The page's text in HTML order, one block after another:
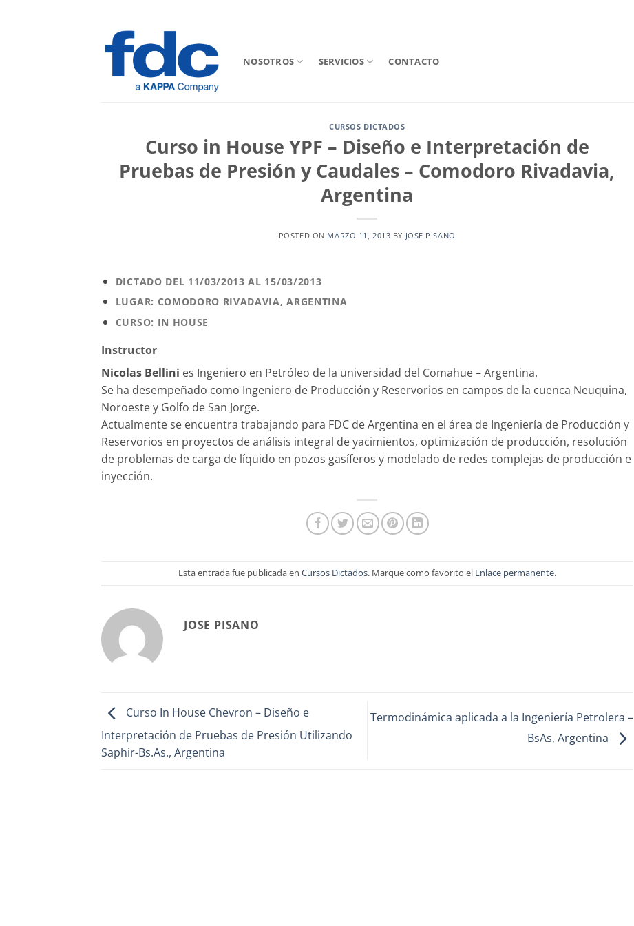
NOSOTROS SERVICIOS CONTACTO
CURSOS DICTADOS
Curso in House YPF – Diseño e Interpretación de
Pruebas de Presión y Caudales – Comodoro Rivadavia,
Argentina
POSTED ON MARZO 11, 2013 BY JOSE PISANO
DICTADO DEL 11/03/2013 AL 15/03/2013
LUGAR: COMODORO RIVADAVIA, ARGENTINA
CURSO: IN HOUSE
Instructor
Nicolas Bellini es Ingeniero en Petróleo de la universidad del Comahue – Argentina.
Se ha desempeñado como Ingeniero de Producción y Reservorios en campos de la cuenca Neuquina,
Noroeste y Golfo de San Jorge.
Actualmente se encuentra trabajando para FDC de Argentina en el área de Ingeniería de Producción y
Reservorios en proyectos de análisis integral de yacimientos, optimización de producción, resolución
de problemas de carga de líquido en pozos gasíferos y modelado de redes complejas de producción e
inyección.
Esta entrada fue publicada en Cursos Dictados. Marque como favorito el Enlace permanente.
JOSE PISANO
Curso In House Chevron – Diseño e
Interpretación de Pruebas de Presión Utilizando
Saphir-Bs.As., Argentina
Termodinámica aplicada a la Ingeniería Petrolera –
BsAs, Argentina